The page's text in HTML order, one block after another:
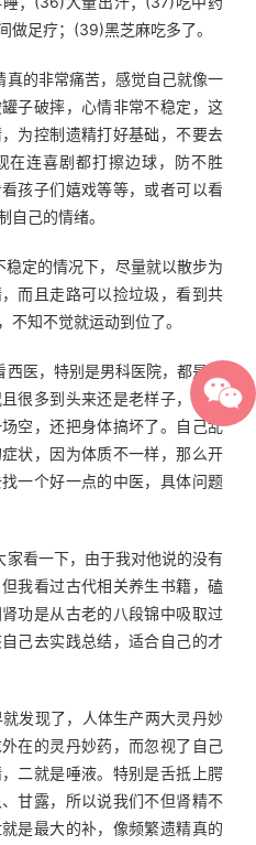
做足疗；(39)黑芝麻吃多了。
的非常痛苦，感觉自己就像一
子破摔，心情非常不稳定，这
为控制遗精打好基础，不要去
在连喜剧都打擦边球，防不胜
孩子们嬉戏等等，或者可以看
自己的情绪。
定的情况下，尽量就以散步为
而且走路可以捡垃圾，看到共
不知不觉就运动到位了。
医，特别是男科医院，都是把
很多到头来还是老样子，花了
空，还把身体搞坏了。自己乱
状，因为体质不一样，那么开
一个好一点的中医，具体问题
看一下，由于我对他说的没有
我看过古代相关养生书籍，磕
功是从古老的八段锦中吸取过
己去实践总结，适合自己的才
发现了，人体生产两大灵丹妙
在的灵丹妙药，而忽视了自己
二就是唾液。特别是舌抵上腭
甘露，所以说我们不但肾精不
就是最大的补，像频繁遗精真的